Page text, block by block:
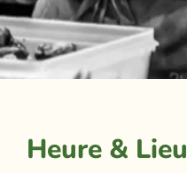
Heure & Lieu